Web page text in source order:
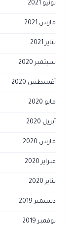
يونيو 2021
مارس 2021
يناير 2021
سبتمبر 2020
أغسطس 2020
مايو 2020
أبريل 2020
مارس 2020
فبراير 2020
يناير 2020
ديسمبر 2019
نوفمبر 2019